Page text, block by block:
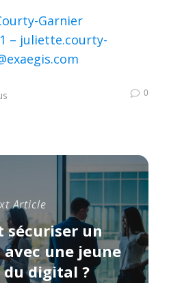
Garnier
– juliette.courty-
0
Article
sécuriser un
une jeune
digital ?